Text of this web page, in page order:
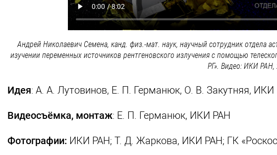
Андрей Николаевич Семена, канд. физ.-мат. наук, научный сотрудник отдела
изучении переменных источников рентгеновского излучения с помощью
РГ». Видео: ИКИ РАН,
Идея: А. А. Лутовинов, Е. П. Германюк, О. В. Закутняя, ИКИ
Видеосъёмка, монтаж: Е. П. Германюк, ИКИ РАН
Фотографии: ИКИ РАН; Т. Д. Жаркова, ИКИ РАН; ГК